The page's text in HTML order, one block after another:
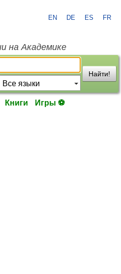
EN DE ES FR
на Академике
Найти!
Книги Игры ⚽